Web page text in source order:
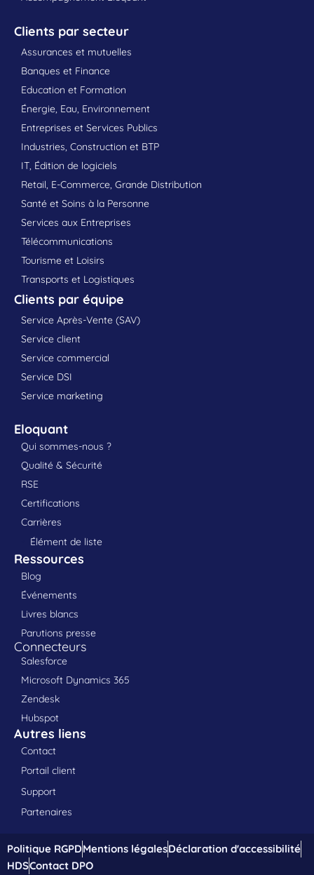
Clients par secteur
Assurances et mutuelles
Banques et Finance
Education et Formation
Énergie, Eau, Environnement
Entreprises et Services Publics
Industries, Construction et BTP
IT, Édition de logiciels
Retail, E-Commerce, Grande Distribution
Santé et Soins à la Personne
Services aux Entreprises
Télécommunications
Tourisme et Loisirs
Transports et Logistiques
Clients par équipe
Service Après-Vente (SAV)
Service client
Service commercial
Service DSI
Service marketing
Eloquant
Qui sommes-nous ?
Qualité & Sécurité
RSE
Certifications
Carrières
Élément de liste
Ressources
Blog
Événements
Livres blancs
Parutions presse
Connecteurs
Salesforce
Microsoft Dynamics 365
Zendesk
Hubspot
Autres liens
Contact
Portail client
Support
Partenaires
Politique RGPDMentions légalesDéclaration d'accessibilité
HDSContact DPO